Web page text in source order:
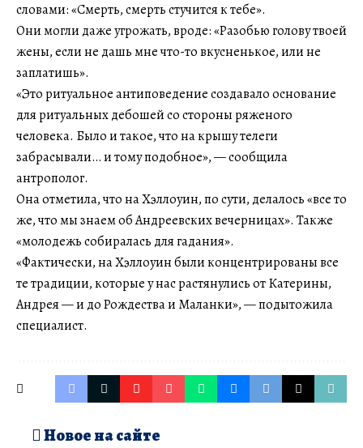
словами: «Смерть, смерть стучится к тебе».
Они могли даже угрожать, вроде: «Разобью голову твоей
жены, если не дашь мне что-то вкусненькое, или не
заплатишь».
«Это ритуальное антиповедение создавало основание
для ритуальных дебошей со стороны ряженого
человека. Было и такое, что на крышу телеги
забрасывали… и тому подобное», — сообщила
антрополог.
Она отметила, что на Хэллоуин, по сути, делалось «все то
же, что мы знаем об Андреевских вечерницах». Также
«молодежь собиралась для гадания».
«Фактически, на Хэллоуин были концентрированы все
те традиции, которые у нас растянулись от Катерины,
Андрея — и до Рождества и Маланки», — подытожила
специалист.
Новое на сайте